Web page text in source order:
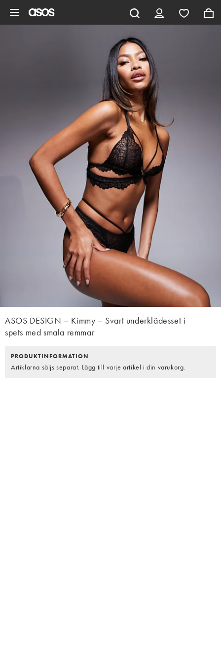
ASOS DESIGN – Kimmy – Svart underklädesset i
spets med smala remmar
PRODUKTINFORMATION
Artiklarna säljs separat. Lägg till varje artikel i din varukorg.